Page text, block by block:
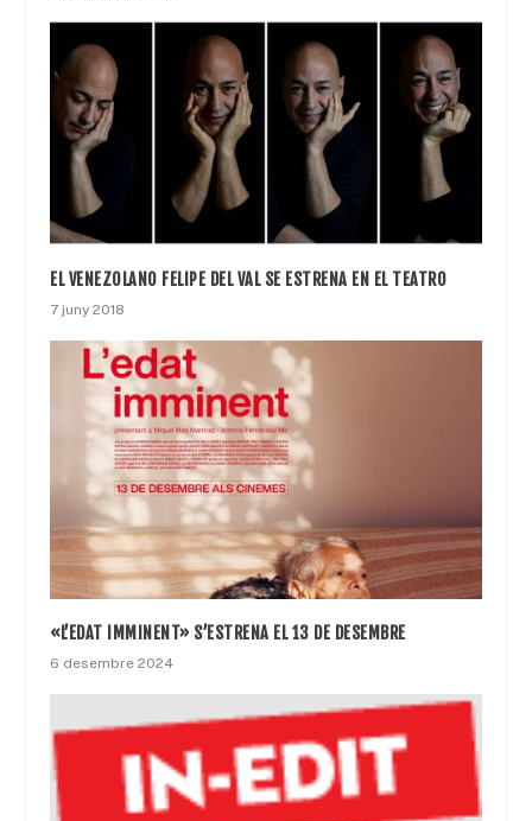
EL VENEZOLANO FELIPE DEL VAL SE ESTRENA EN EL TEATRO
7 juny 2018
«L’EDAT IMMINENT» S’ESTRENA EL 13 DE DESEMBRE
6 desembre 2024